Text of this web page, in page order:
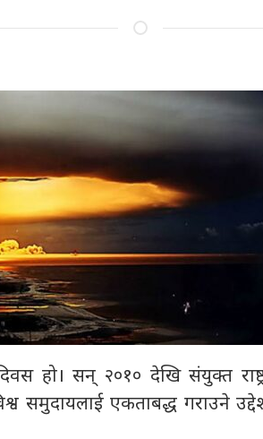
हो। सन् २०१० देखि संयुक्त
समुदायलाई एकताबद्ध गराउने